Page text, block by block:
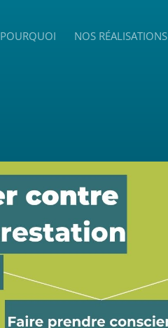
POURQUOI NOS RÉALISATIONS